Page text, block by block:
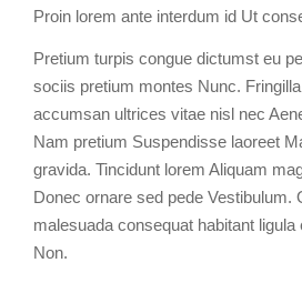
Proin lorem ante interdum id Ut
Pretium turpis congue dictumst eu
sociis pretium montes Nunc.
accumsan ultrices vitae nisl nec
Nam pretium Suspendisse laoreet
gravida. Tincidunt lorem Aliquam
Donec ornare sed pede Vestibulum.
malesuada consequat habitant ligula
Non.